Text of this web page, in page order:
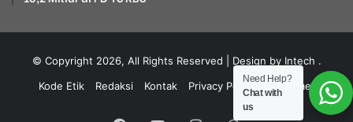
© Copyright 2026, All Rights Reserved | Design by Intech .
Kode Etik
Redaksi Kontak Privacy Policy Disclaimer
Need Help?
Chat with
us